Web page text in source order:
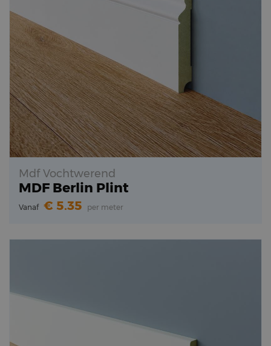
Mdf Vochtwerend
MDF Berlin Plint
Vanaf 5.35 per meter